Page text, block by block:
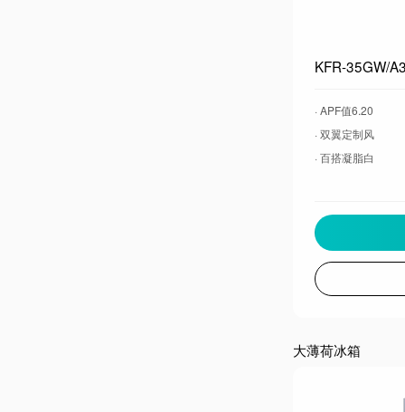
· APF值6.20
· 双翼定制风
· 百搭凝脂白
大薄荷冰箱